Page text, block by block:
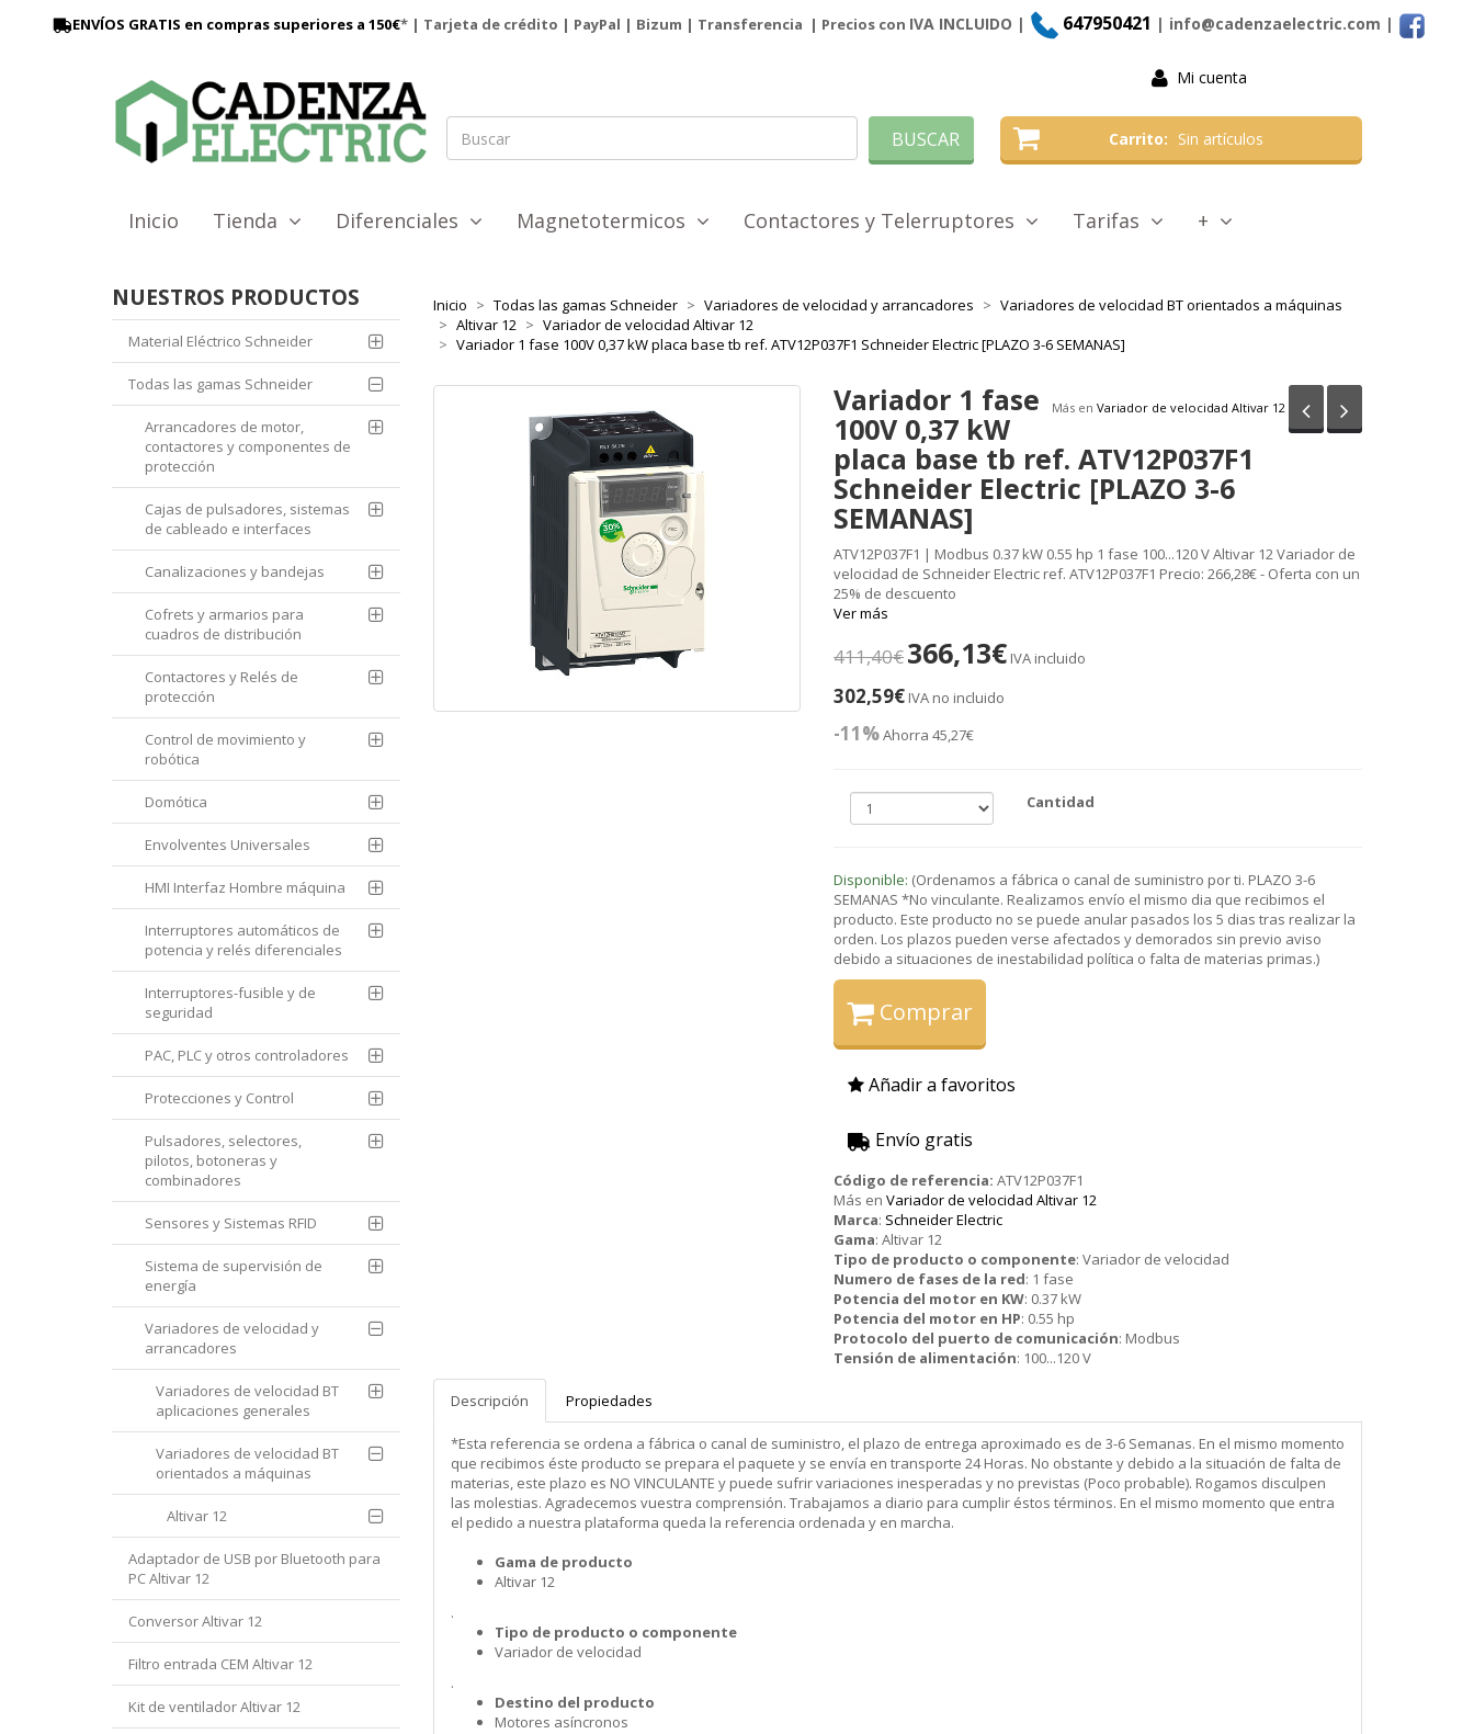
ENVÍOS GRATIS en compras superiores a 150€* | Tarjeta de crédito | PayPal | Bizum | Transferencia | Precios con IVA INCLUIDO | 647950421 | info@cadenzaelectric.com |
Mi cuenta
Carrito Sin artículos
BUSCAR
Inicio Tienda Diferenciales Magnetotermicos Contactores y Telerruptores Tarifas +
Inicio Todas las gamas Schneider Variadores de velocidad y arrancadores
Variadores de velocidad BT orientados a máquinas
Altivar 12
Variador de velocidad Altivar 12
Variador 1 fase 100V 0,37 kW placa base tb ref. ATV12P037F1 Schneider Electric [PLAZO 3-6 SEMANAS]
Más en Variador de velocidad Altivar 12 Anterior
Variador 1 fase
100V 0,37 kW
placa base tb ref. ATV12P037F1
Schneider Electric [PLAZO 3-6
SEMANAS]
ATV12P037F1 | Modbus 0.37 kW 0.55 hp 1 fase 100...120 V Altivar 12 Variador de
velocidad de Schneider Electric ref. ATV12P037F1 Precio: 266,28€ - Oferta con un
25% de descuento
Ver más
411,40€366,13€ IVA incluido
302,59€ IVA no incluido
-11%Ahorra 45,27€
Cantidad
Disponible: (Ordenamos a fábrica o canal de suministro por ti. PLAZO 3-6
SEMANAS *No vinculante. Realizamos envío el mismo dia que recibimos el
producto. Este producto no se puede anular pasados los 5 dias tras realizar la
orden. Los plazos pueden verse afectados y demorados sin previo aviso
debido a situaciones de inestabilidad política o falta de materias primas.)
Comprar
Añadir a favoritos
Envío gratis
Código de referencia: ATV12P037F1
Más enVariador de velocidad Altivar 12
Marca: Schneider Electric
Gama:Altivar 12
Tipo de producto o componente:Variador de velocidad
Numero de fases de la red: 1 fase
Potencia del motor en KW: 0.37 kW
Potencia del motor en HP: 0.55 hp
Protocolo del puerto de comunicación: Modbus
Tensión de alimentación: 100...120 V
Descripción Propiedades
*Esta referencia se ordena a fábrica o canal de suministro, el plazo de entrega aproximado es de 3-6 Semanas. En el mismo momento
que recibimos éste producto se prepara el paquete y se envía en transporte 24 Horas. No obstante y debido a la situación de falta de
materias, este plazo es NO VINCULANTE y puede sufrir variaciones inesperadas y no previstas (Poco probable). Rogamos disculpen
las molestias. Agradecemos vuestra comprensión. Trabajamos a diario para cumplir éstos términos. En el mismo momento que entra
el pedido a nuestra plataforma queda la referencia ordenada y en marcha.
Gama de producto
Altivar 12
.
Tipo de producto o componente
Variador de velocidad
.
Destino del producto
Motores asíncronos
NUESTROS PRODUCTOS
Material Eléctrico Schneider
Todas las gamas Schneider
Arrancadores de motor,
contactores y componentes de
protección
Cajas de pulsadores, sistemas
de cableado e interfaces
Canalizaciones y bandejas
Cofrets y armarios para
cuadros de distribución
Contactores y Relés de
protección
Control de movimiento y
robótica
Domótica
Envolventes Universales
HMI Interfaz Hombre máquina
Interruptores automáticos de
potencia y relés diferenciales
Interruptores-fusible y de
seguridad
PAC, PLC y otros controladores
Protecciones y Control
Pulsadores, selectores,
pilotos, botoneras y
combinadores
Sensores y Sistemas RFID
Sistema de supervisión de
energía
Variadores de velocidad y
arrancadores
Variadores de velocidad BT
aplicaciones generales
Variadores de velocidad BT
orientados a máquinas
Altivar 12
Adaptador de USB por Bluetooth para
PC Altivar 12
Conversor Altivar 12
Filtro entrada CEM Altivar 12
Kit de ventilador Altivar 12